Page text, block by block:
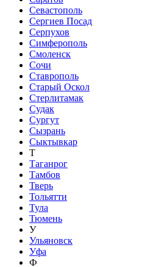
Севастополь
Сергиев Посад
Серпухов
Симферополь
Смоленск
Сочи
Ставрополь
Старый Оскол
Стерлитамак
Судак
Сургут
Сызрань
Сыктывкар
Т
Таганрог
Тамбов
Тверь
Тольятти
Тула
Тюмень
У
Ульяновск
Уфа
Ф